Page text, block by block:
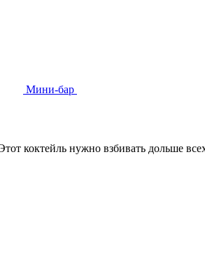
Мини-бар
коктейль нужно взбивать дольше